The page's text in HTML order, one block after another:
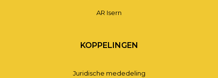
AR Isern
KOPPELINGEN
Juridische mededeling